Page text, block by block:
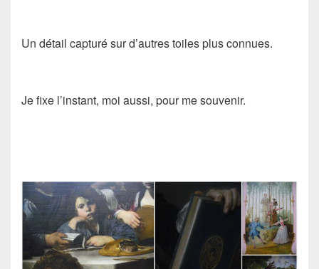
Un détail capturé sur d’autres toiles plus connues.
Je fixe l’instant, moi aussi, pour me souvenir.